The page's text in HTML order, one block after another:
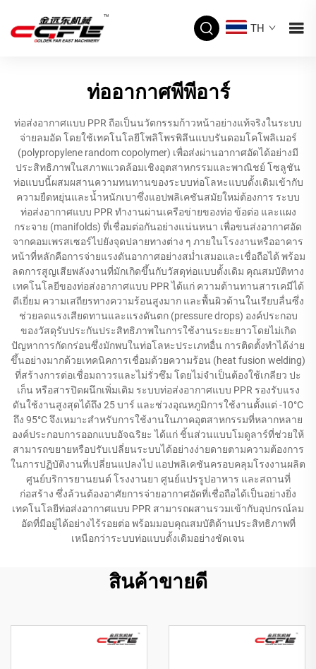
TH
ท่ออากาศพีพีอาร์
ท่อส่งอากาศแบบ PPR ถือเป็นนวัตกรรมก้าวหน้าอย่างแท้จริงในระบบ
จ่ายลมอัด โดยใช้เทคโนโลยีโพลิโพรพิลีนแบบรันดอมโคโพลิเมอร์
(polypropylene random copolymer) เพื่อส่งผ่านอากาศอัดได้อย่างมี
ประสิทธิภาพในสภาพแวดล้อมเชิงอุตสาหกรรมและพาณิชย์ โซลูชัน
ท่อแบบนี้ผสมผสานความทนทานของระบบท่อโลหะแบบดั้งเดิมเข้ากับ
ความยืดหยุ่นและน้ำหนักเบาซึ่งแอปพลิเคชันสมัยใหม่ต้องการ ระบบ
ท่อส่งอากาศแบบ PPR ทำงานผ่านเครือข่ายของท่อ ข้อต่อ และแผง
กระจาย (manifolds) ที่เชื่อมต่อกันอย่างแน่นหนา เพื่อขนส่งอากาศอัด
จากคอมเพรสเซอร์ไปยังจุดปลายทางต่าง ๆ ภายในโรงงานหรืออาคาร
หน้าที่หลักคือการจ่ายแรงดันอากาศอย่างสม่ำเสมอและเชื่อถือได้ พร้อม
ลดการสูญเสียพลังงานที่มักเกิดขึ้นกับวัสดุท่อแบบดั้งเดิม คุณสมบัติทาง
เทคโนโลยีของท่อส่งอากาศแบบ PPR ได้แก่ ความต้านทานสารเคมีได้
ดีเยี่ยม ความเสถียรทางความร้อนสูงมาก และพื้นผิวด้านในเรียบลื่นซึ่ง
ช่วยลดแรงเสียดทานและแรงดันตก (pressure drops) องค์ประกอบ
ของวัสดุรับประกันประสิทธิภาพในการใช้งานระยะยาวโดยไม่เกิด
ปัญหาการกัดกร่อนซึ่งมักพบในท่อโลหะประเภทอื่น การติดตั้งทำได้ง่าย
ขึ้นอย่างมากด้วยเทคนิคการเชื่อมด้วยความร้อน (heat fusion welding)
ที่สร้างการต่อเชื่อมถาวรและไม่รั่วซึม โดยไม่จำเป็นต้องใช้เกลียว ปะ
เก็น หรือสารปิดผนึกเพิ่มเติม ระบบท่อส่งอากาศแบบ PPR รองรับแรง
ดันใช้งานสูงสุดได้ถึง 25 บาร์ และช่วงอุณหภูมิการใช้งานตั้งแต่ -10°C
ถึง 95°C จึงเหมาะสำหรับการใช้งานในภาคอุตสาหกรรมที่หลากหลาย
องค์ประกอบการออกแบบอัจฉริยะ ได้แก่ ชิ้นส่วนแบบโมดูลาร์ที่ช่วยให้
สามารถขยายหรือปรับเปลี่ยนระบบได้อย่างง่ายดายตามความต้องการ
ในการปฏิบัติงานที่เปลี่ยนแปลงไป แอปพลิเคชันครอบคลุมโรงงานผลิต
ศูนย์บริการยานยนต์ โรงงานยา ศูนย์แปรรูปอาหาร และสถานที่
ก่อสร้าง ซึ่งล้วนต้องอาศัยการจ่ายอากาศอัดที่เชื่อถือได้เป็นอย่างยิ่ง
เทคโนโลยีท่อส่งอากาศแบบ PPR สามารถผสานรวมเข้ากับอุปกรณ์ลม
อัดที่มีอยู่ได้อย่างไร้รอยต่อ พร้อมมอบคุณสมบัติด้านประสิทธิภาพที่
เหนือกว่าระบบท่อแบบดั้งเดิมอย่างชัดเจน
สินค้าขายดี